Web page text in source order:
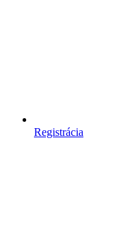
Registrácia